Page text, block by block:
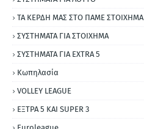
ΤΑ ΚΕΡΔΗ ΜΑΣ ΣΤΟ ΠΑΜΕ ΣΤΟΙΧΗΜΑ
ΣΥΣΤΗΜΑΤΑ ΓΙΑ ΣΤΟΙΧΗΜΑ
ΣΥΣΤΗΜΑΤΑ ΓΙΑ ΕΧΤRΑ 5
Κωπηλασία
VOLLEY LEAGUE
ΕΞΤΡΑ 5 ΚΑΙ SUPER 3